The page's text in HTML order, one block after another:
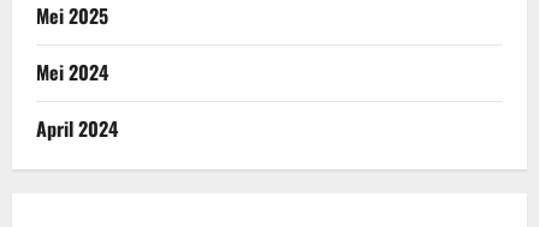
Mei 2025
Mei 2024
April 2024